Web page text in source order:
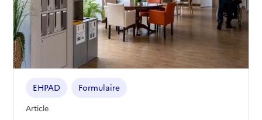
EHPAD Formulaire
Article